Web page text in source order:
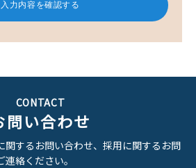
CONTACT
問い合わせ
するお問い合わせ、 採用に関するお問
絡ください。